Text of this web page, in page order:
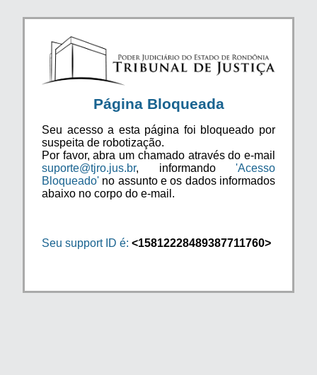
Página Bloqueada
Seu acesso a esta página foi bloqueado por
suspeita de robotização.
Por favor, abra um chamado através do e-mail
suporte@tjro.jus.br, informando 'Acesso
Bloqueado' no assunto e os dados informados
abaixo no corpo do e-mail.
Seu support ID é: <15812228489387711760>